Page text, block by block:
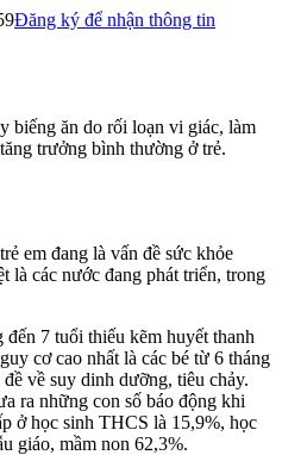
Đăng ký để nhận thông tin
biếng ăn do rối loạn vi giác, làm
trưởng bình thường ở trẻ.
em đang là vấn đề sức khỏe
là các nước đang phát triển, trong
7 tuổi thiếu kẽm huyết thanh
cơ cao nhất là các bé từ 6 tháng
về suy dinh dưỡng, tiêu chảy.
ra những con số báo động khi
ở học sinh THCS là 15,9%, học
giáo, mầm non 62,3%.